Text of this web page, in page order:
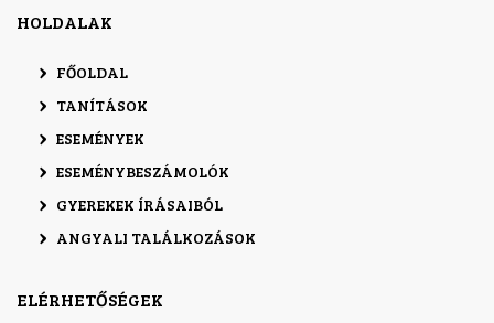
HOLDALAK
FŐOLDAL
TANÍTÁSOK
ESEMÉNYEK
ESEMÉNYBESZÁMOLÓK
GYEREKEK ÍRÁSAIBÓL
ANGYALI TALÁLKOZÁSOK
ELÉRHETŐSÉGEK